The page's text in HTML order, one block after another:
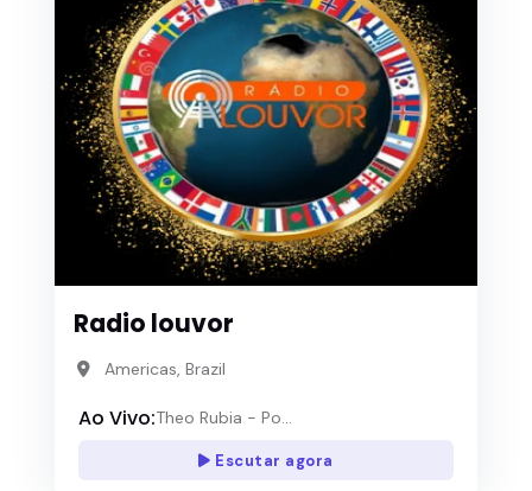
Radio louvor
Americas, Brazil
Ao Vivo:Theo Rubia - Po...
Escutar agora